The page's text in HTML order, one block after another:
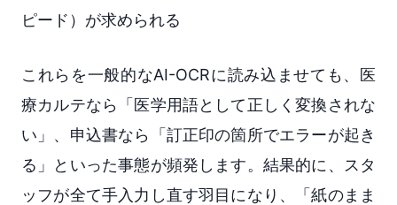
ピード）が求められる
これらを一般的なAI-OCRに読み込ませても、医
療カルテなら「医学用語として正しく変換されな
い」、申込書なら「訂正印の箇所でエラーが起き
る」といった事態が頻発します。結果的に、スタ
ッフが全て手入力し直す羽目になり、「紙のまま